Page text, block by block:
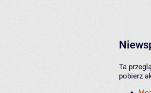
Ta
pobierz